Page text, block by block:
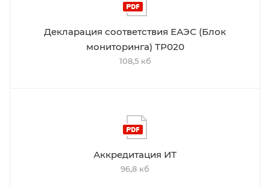
Декларация соответствия ЕАЭС (Блок
мониторинга) ТР020
108,5 кб
Аккредитация ИТ
96,8 кб